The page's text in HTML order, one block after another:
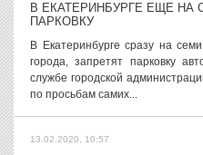
В ЕКАТЕРИНБУРГЕ ЕЩЕ НА
ПАРКОВКУ
В Екатеринбурге сразу на
города, запретят парковку
службе городской
по просьбам самих...
13.02.2020, 10:57